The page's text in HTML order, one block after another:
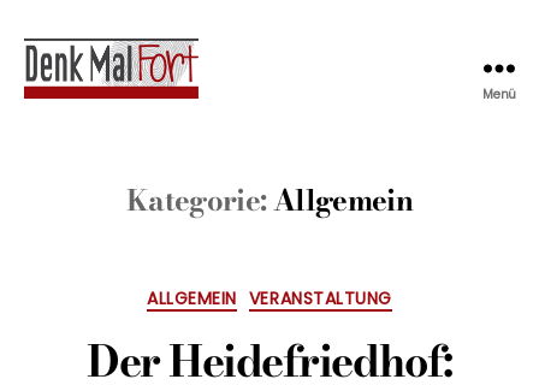
Menü
Kategorie:Allgemein
Kategorien
ALLGEMEIN VERANSTALTUNG
Der Heidefriedhof: